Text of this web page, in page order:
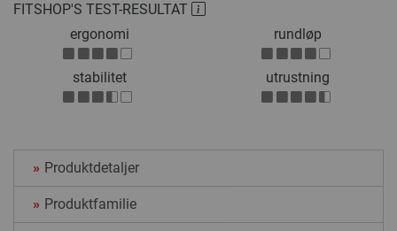
FITSHOP'S TEST-RESULTAT
ergonomi
rundløp
stabilitet utrustning
Produktdetaljer
Produktfamilie